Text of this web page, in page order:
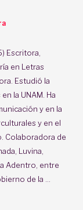
Escritora,
en Letras
Estudió la
la UNAM. Ha
y en la
y en el
Colaboradora de
Luvina,
Adentro, entre
de la ...